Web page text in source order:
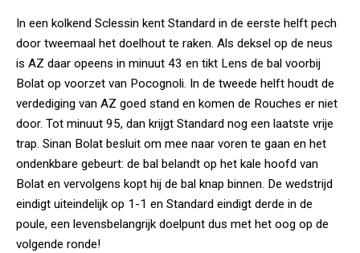
In een kolkend Sclessin kent Standard in de eerste helft pech
door tweemaal het doelhout te raken. Als deksel op de neus
is AZ daar opeens in minuut 43 en tikt Lens de bal voorbij
Bolat op voorzet van Pocognoli. In de tweede helft houdt de
verdediging van AZ goed stand en komen de Rouches er niet
door. Tot minuut 95, dan krijgt Standard nog een laatste vrije
trap. Sinan Bolat besluit om mee naar voren te gaan en het
ondenkbare gebeurt: de bal belandt op het kale hoofd van
Bolat en vervolgens kopt hij de bal knap binnen. De wedstrijd
eindigt uiteindelijk op 1-1 en Standard eindigt derde in de
poule, een levensbelangrijk doelpunt dus met het oog op de
volgende ronde!